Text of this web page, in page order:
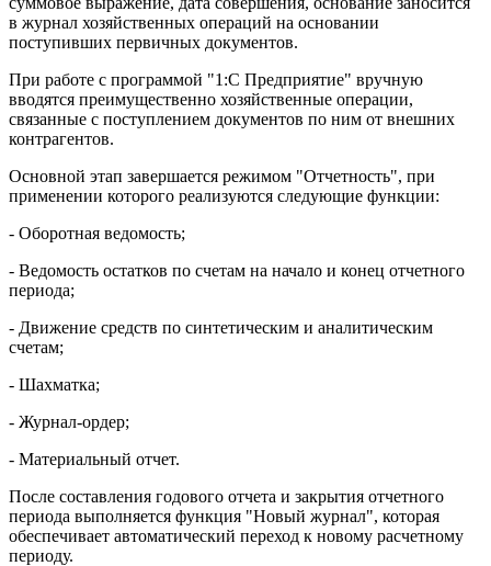
в журнал хозяйственных операций на основании
поступивших первичных документов.
При работе с программой "1:С Предприятие" вручную
вводятся преимущественно хозяйственные операции,
связанные с поступлением документов по ним от внешних
контрагентов.
Основной этап завершается режимом "Отчетность", при
применении которого реализуются следующие функции:
- Оборотная ведомость;
- Ведомость остатков по счетам на начало и конец отчетного
периода;
- Движение средств по синтетическим и аналитическим
счетам;
- Шахматка;
- Журнал-ордер;
- Материальный отчет.
После составления годового отчета и закрытия отчетного
периода выполняется функция "Новый журнал", которая
обеспечивает автоматический переход к новому расчетному
периоду.